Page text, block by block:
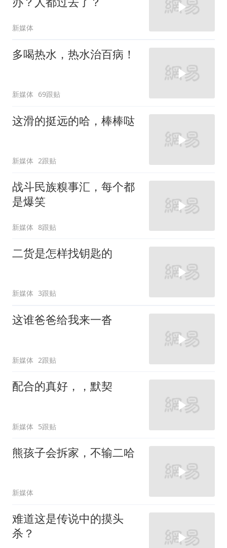
新媒体
多喝热水，热水治百病！
新媒体 69跟贴
这滑的挺远的哈，棒棒哒
新媒体 2跟贴
战斗民族糗事汇，每个都
是爆笑
新媒体 8跟贴
二货是怎样找钥匙的
新媒体 3跟贴
这谁爸爸给我来一沓
新媒体 2跟贴
配合的真好，，默契
新媒体 5跟贴
熊孩子会拆家，不输二哈
新媒体
难道这是传说中的摸头
杀？